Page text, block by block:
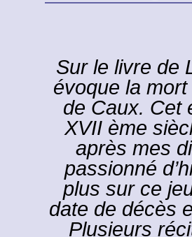
Sur le livre de
évoque la
de Caux. Cet
XVII ème
après mes
passionné
plus sur ce
date de décès
Plusieurs